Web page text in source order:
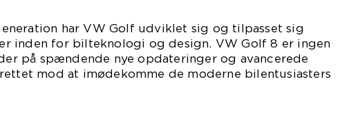
har VW Golf udviklet sig og tilpasset sig
inden for bilteknologi og design. VW Golf 8 er ingen
på spændende nye opdateringer og avancerede
mod at imødekomme de moderne bilentusiasters